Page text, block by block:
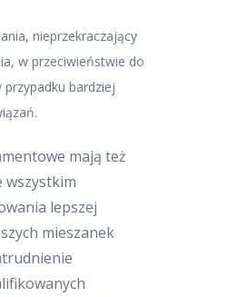
nieprzekraczający
w przeciwieństwie do
bardziej
mają też
wszystkim
lepszej
mieszanek